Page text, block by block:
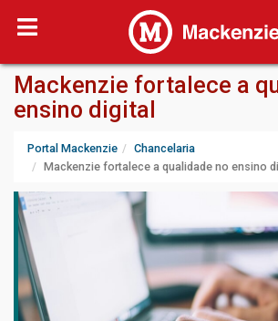
Mackenzie fortalece a
ensino digital
Portal Mackenzie
Chancelaria
Mackenzie fortalece a qualidade no ensino